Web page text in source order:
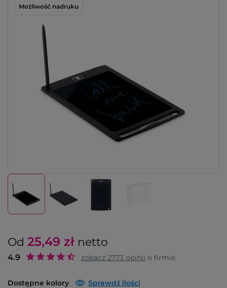
Możliwość nadruku
Od 25,49 zł netto
4.9 zobacz 2773 opinii o firmie
Dostępne kolory Sprawdź ilości